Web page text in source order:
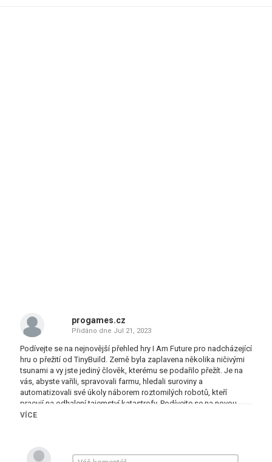
progames.cz
Přidáno dne Jul 21, 2023
Podívejte se na nejnovější přehled hry I Am Future pro nadcházející
hru o přežití od TinyBuild. Země byla zaplavena několika ničivými
tsunami a vy jste jediný člověk, kterému se podařilo přežít. Je na
vás, abyste vařili, spravovali farmu, hledali suroviny a
automatizovali své úkoly náborem roztomilých robotů, kteří
pracují na odhalení tajemství katastrofy. Podívejte se na novou
hratelnost s podrobným pohledem na budování základny a
Steamu.
VÍCE